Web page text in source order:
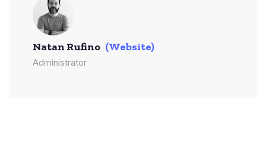
Natan Rufino (Website)
Administrator